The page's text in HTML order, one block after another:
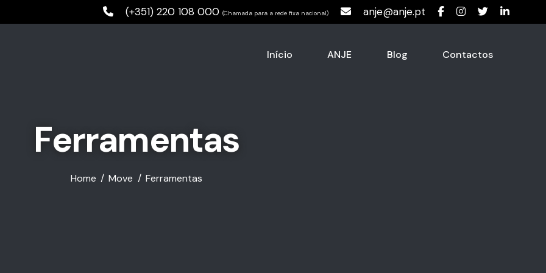
(+351) 220 108 000 (Chamada para a rede fixa nacional) anje@anje.pt
Início ANJE Blog Contactos
Ferramentas
Home Move Ferramentas